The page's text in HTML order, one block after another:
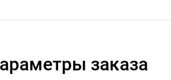
заказа